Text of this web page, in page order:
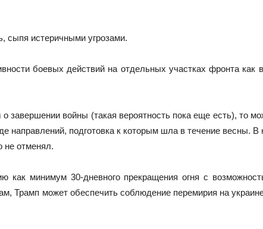
сыпя истеричными угрозами.
боевых действий на отдельных участках фронта как
завершении войны (такая вероятность пока еще есть), то
подготовка к которым шла в течение весны. В
не отменял.
как минимум 30-дневного прекращения огня с
Трамп может обеспечить соблюдение перемирия на